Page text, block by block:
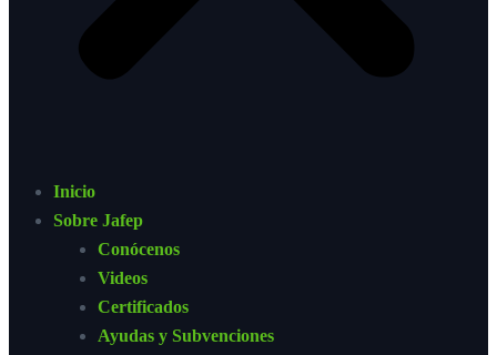
Inicio
Sobre Jafep
Conócenos
Videos
Certificados
Ayudas y Subvenciones